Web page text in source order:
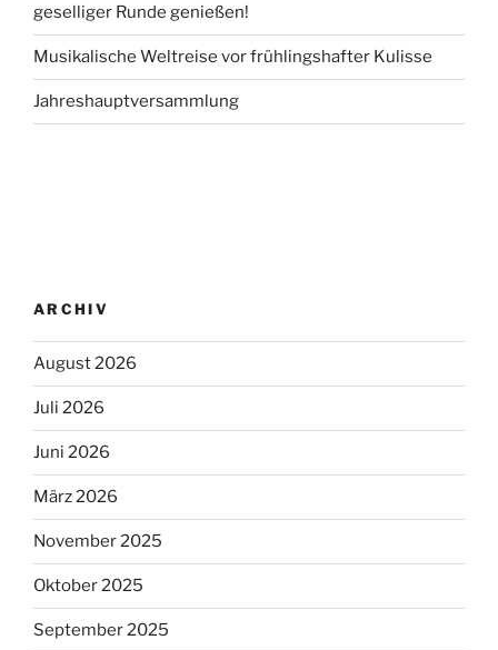
geselliger Runde genießen!
Musikalische Weltreise vor frühlingshafter Kulisse
Jahreshauptversammlung
ARCHIV
August 2026
Juli 2026
Juni 2026
März 2026
November 2025
Oktober 2025
September 2025